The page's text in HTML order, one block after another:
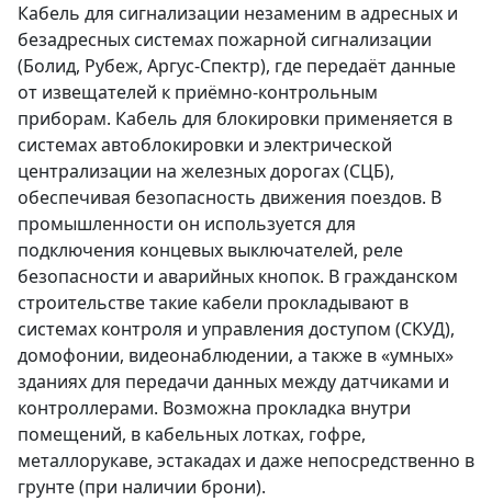
Кабель для сигнализации незаменим в адресных и
безадресных системах пожарной сигнализации
(Болид, Рубеж, Аргус-Спектр), где передаёт данные
от извещателей к приёмно-контрольным
приборам. Кабель для блокировки применяется в
системах автоблокировки и электрической
централизации на железных дорогах (СЦБ),
обеспечивая безопасность движения поездов. В
промышленности он используется для
подключения концевых выключателей, реле
безопасности и аварийных кнопок. В гражданском
строительстве такие кабели прокладывают в
системах контроля и управления доступом (СКУД),
домофонии, видеонаблюдении, а также в «умных»
зданиях для передачи данных между датчиками и
контроллерами. Возможна прокладка внутри
помещений, в кабельных лотках, гофре,
металлорукаве, эстакадах и даже непосредственно в
грунте (при наличии брони).